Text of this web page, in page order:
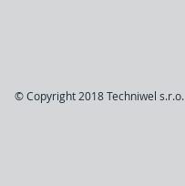
© Copyright 2018 Techniwel s.r.o.